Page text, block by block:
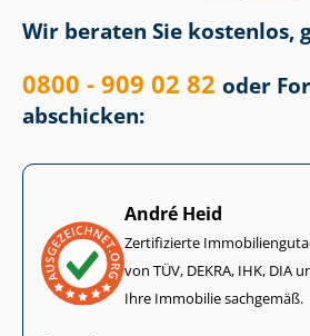
Wir beraten Sie kostenlos,
0800 - 909 02 82 oder
abschicken:
André Heid
Zertifizierte
von TÜV, DEKRA, IHK, DIA
Ihre Immobilie sachgemäß.